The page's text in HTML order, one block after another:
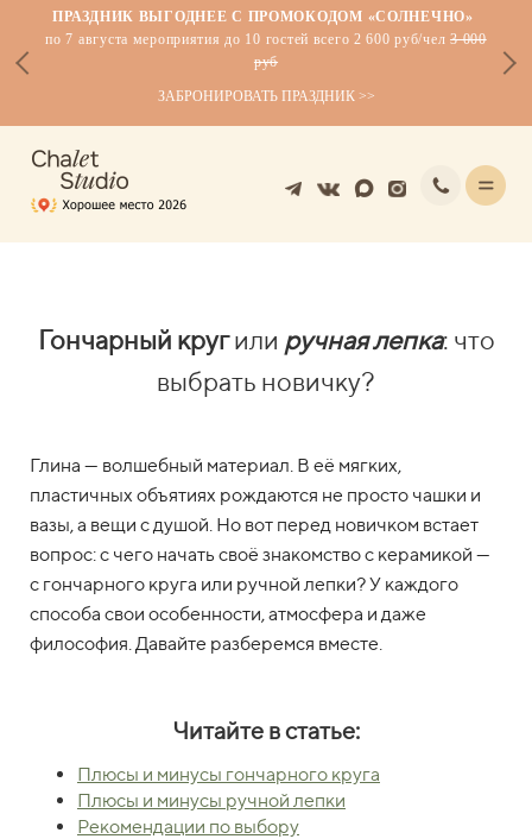
ПРАЗДНИК ВЫГОДНЕЕ С ПРОМОКОДОМ «СОЛНЕЧНО»
по 7 августа мероприятия до 10 гостей всего 2 600 руб/чел3 000
руб
ЗАБРОНИРОВАТЬ ПРАЗДНИК >>
Гончарный кругили ручная лепка: что
выбрать новичку?
Глина — волшебный материал. В её мягких,
пластичных объятиях рождаются не просто чашки и
вазы, а вещи с душой. Но вот перед новичком встает
вопрос: с чего начать своё знакомство с керамикой —
с гончарного круга или ручной лепки? У каждого
способа свои особенности, атмосфера и даже
философия. Давайте разберемся вместе.
Читайте в статье:
Плюсы и минусы гончарного круга
Плюсы и минусы ручной лепки
Рекомендации по выбору